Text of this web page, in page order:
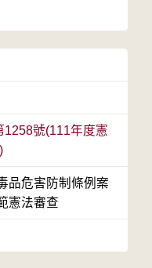
1258號(111年度憲
品危害防制條例案
憲法審查